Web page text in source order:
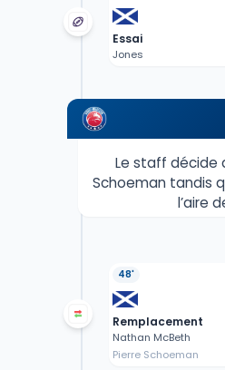
Essai
Jones
Le staff décide
Schoeman tandis
l’aire
48'
Remplacement
Nathan McBeth
Pierre Schoeman